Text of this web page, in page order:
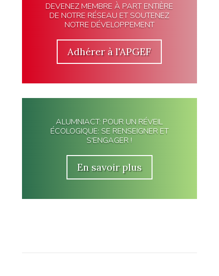
DEVENEZ MEMBRE À PART ENTIÈRE
DE NOTRE RÉSEAU ET SOUTENEZ
NOTRE DÉVELOPPEMENT
Adhérer à l'APGEF
ALUMNIACT: POUR UN RÉVEIL
ÉCOLOGIQUE: SE RENSEIGNER ET
S'ENGAGER !
En savoir plus